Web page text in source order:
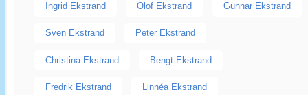
Ingrid Ekstrand Olof Ekstrand Gunnar Ekstrand
Sven Ekstrand Peter Ekstrand
Christina Ekstrand Bengt Ekstrand
Fredrik Ekstrand Linnéa Ekstrand